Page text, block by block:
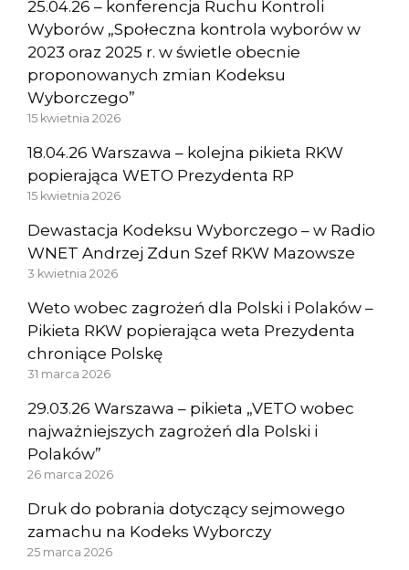
25.04.26 – konferencja Ruchu Kontroli
Wyborów „Społeczna kontrola wyborów w
2023 oraz 2025 r. w świetle obecnie
proponowanych zmian Kodeksu
Wyborczego”
15 kwietnia 2026
18.04.26 Warszawa – kolejna pikieta RKW
popierająca WETO Prezydenta RP
15 kwietnia 2026
Dewastacja Kodeksu Wyborczego – w Radio
WNET Andrzej Zdun Szef RKW Mazowsze
3 kwietnia 2026
Weto wobec zagrożeń dla Polski i Polaków –
Pikieta RKW popierająca weta Prezydenta
chroniące Polskę
31 marca 2026
29.03.26 Warszawa – pikieta „VETO wobec
najważniejszych zagrożeń dla Polski i
Polaków”
26 marca 2026
Druk do pobrania dotyczący sejmowego
zamachu na Kodeks Wyborczy
25 marca 2026